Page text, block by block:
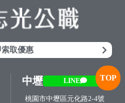
取優惠
中壢 LINE
桃園市中壢區元化路2-4號
TOP